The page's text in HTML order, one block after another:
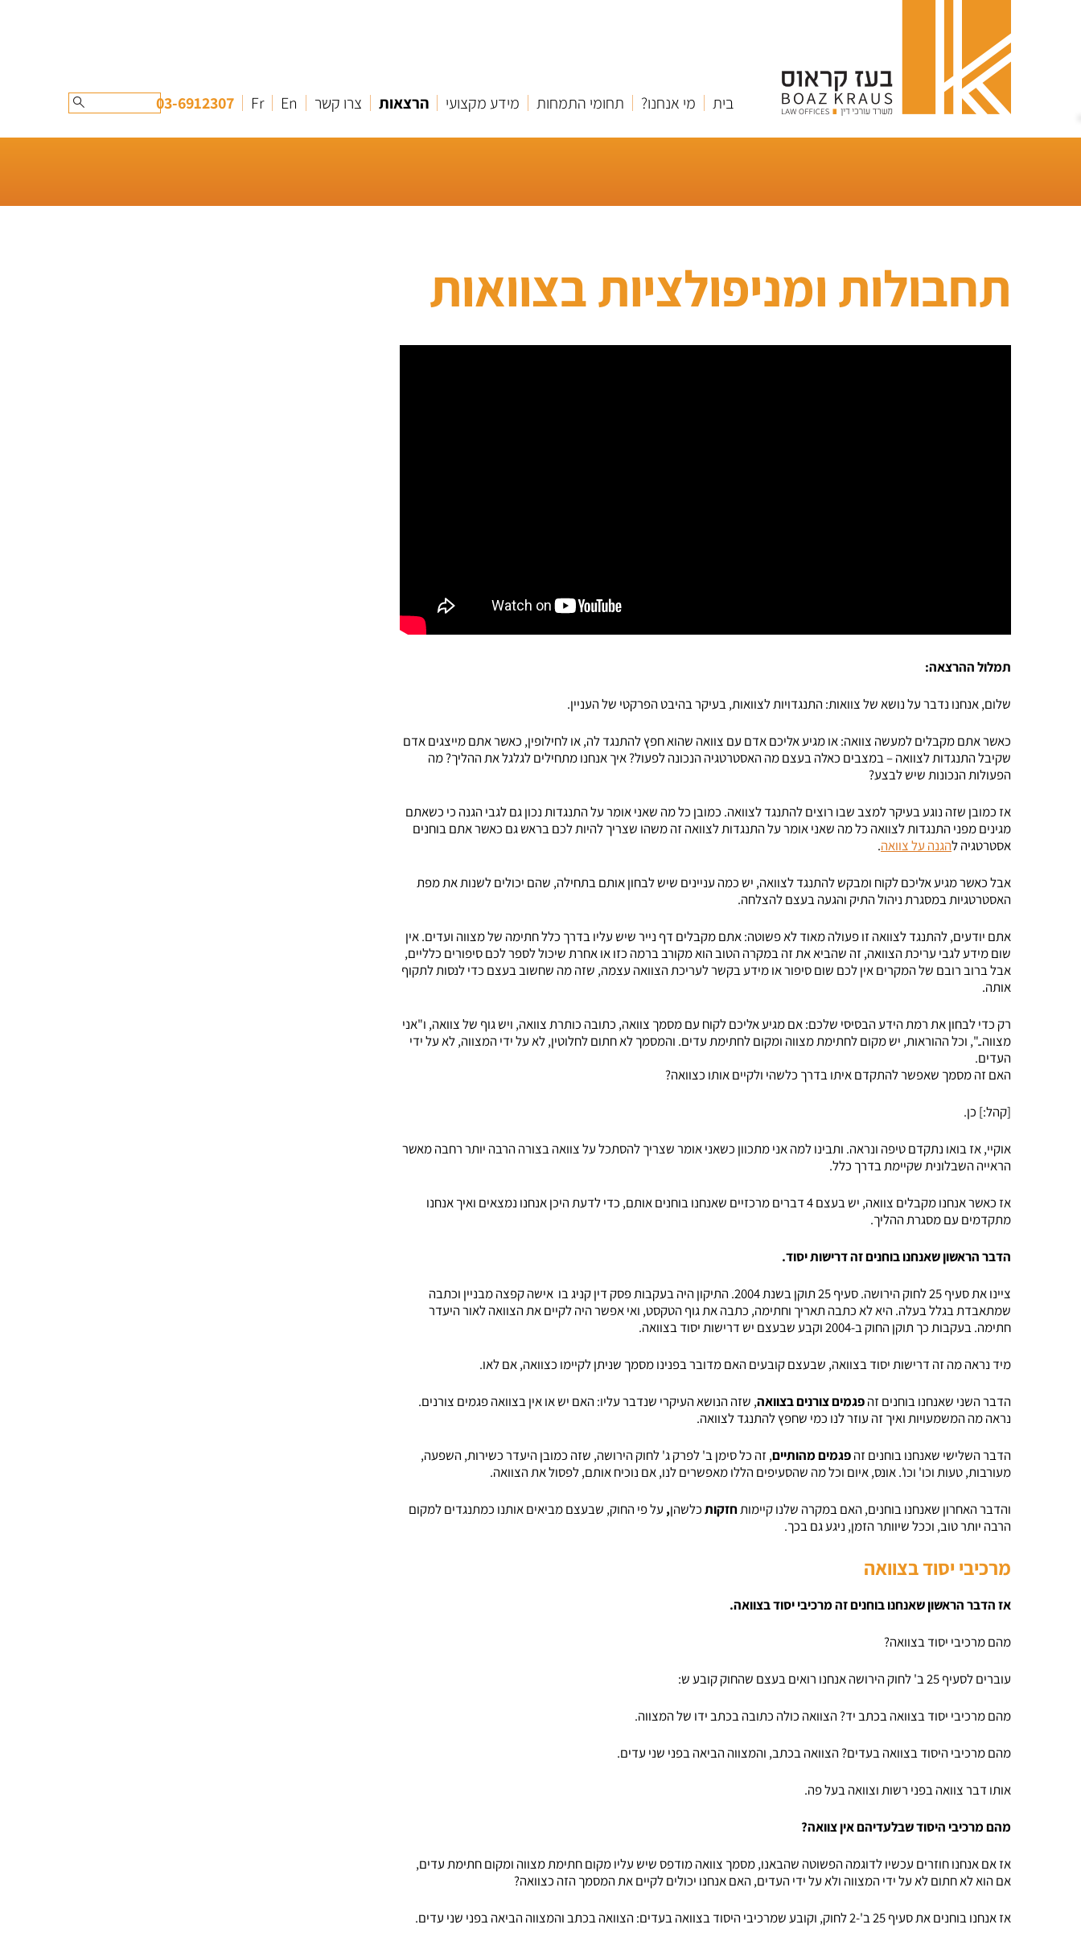
בית מי אנחנו? תחומי התמחות מידע מקצועי הרצאות צרו קשר En
Fr
03-6912307
תחבולות ומניפולציות בצוואות
תמלול ההרצאה:
שלום, אנחנו נדבר על נושא של צוואות: התנגדויות לצוואות, בעיקר בהיבט הפרקטי של העניין.
כאשר אתם מקבלים למעשה צוואה: או מגיע אליכם אדם עם צוואה שהוא חפץ להתנגד לה, או לחילופין, כאשר אתם מייצגים אדם
שקיבל התנגדות לצוואה – במצבים כאלה בעצם מה האסטרטגיה הנכונה לפעול? איך אנחנו מתחילים לגלגל את ההליך? מה
הפעולות הנכונות שיש לבצע?
אז כמובן שזה נוגע בעיקר למצב שבו רוצים להתנגד לצוואה. כמובן כל מה שאני אומר על התנגדות נכון גם לגבי הגנה כי כשאתם
מגינים מפני התנגדות לצוואה כל מה שאני אומר על התנגדות לצוואה זה משהו שצריך להיות לכם בראש גם כאשר אתם בוחנים
אסטרטגיה להגנה על צוואה.
אבל כאשר מגיע אליכם לקוח ומבקש להתנגד לצוואה, יש כמה עניינים שיש לבחון אותם בתחילה, שהם יכולים לשנות את מפת
האסטרטגיות במסגרת ניהול התיק והגעה בעצם להצלחה.
אתם יודעים, להתנגד לצוואה זו פעולה מאוד לא פשוטה: אתם מקבלים דף נייר שיש עליו בדרך כלל חתימה של מצווה ועדים. אין
שום מידע לגבי עריכת הצוואה, זה שהביא את זה במקרה הטוב הוא מקורב ברמה כזו או אחרת שיכול לספר לכם סיפורים כלליים,
אבל ברוב רובם של המקרים אין לכם שום סיפור או מידע בקשר לעריכת הצוואה עצמה, שזה מה שחשוב בעצם כדי לנסות לתקוף
אותה.
רק כדי לבחון את רמת הידע הבסיסי שלכם: אם מגיע אליכם לקוח עם מסמך צוואה, כתובה כותרת צוואה, ויש גוף של צוואה, ו"אני
מצווה..", וכל ההוראות, יש מקום לחתימת מצווה ומקום לחתימת עדים. והמסמך לא חתום לחלוטין, לא על ידי המצווה, לא על ידי
העדים.
האם זה מסמך שאפשר להתקדם איתו בדרך כלשהי ולקיים אותו כצוואה?
[קהל:] כן.
אוקיי, אז בואו נתקדם טיפה ונראה. ותבינו למה אני מתכוון כשאני אומר שצריך להסתכל על צוואה בצורה הרבה יותר רחבה מאשר
הראייה השבלונית שקיימת בדרך כלל.
אז כאשר אנחנו מקבלים צוואה, יש בעצם 4 דברים מרכזיים שאנחנו בוחנים אותם, כדי לדעת היכן אנחנו נמצאים ואיך אנחנו
מתקדמים עם מסגרת ההליך.
הדבר הראשון שאנחנו בוחנים זה דרישות יסוד.
ציינו את סעיף 25 לחוק הירושה. סעיף 25 תוקן בשנת 2004. התיקון היה בעקבות פסק דין קניג בו אישה קפצה מבניין וכתבה
שמתאבדת בגלל בעלה. היא לא כתבה תאריך וחתימה, כתבה את גוף הטקסט, ואי אפשר היה לקיים את הצוואה לאור היעדר
חתימה. בעקבות כך תוקן החוק ב-2004 וקבע שבעצם יש דרישות יסוד בצוואה.
מיד נראה מה זה דרישות יסוד בצוואה, שבעצם קובעים האם מדובר בפנינו מסמך שניתן לקיימו כצוואה, אם לאו.
הדבר השני שאנחנו בוחנים זהפגמים צורנים בצוואה, שזה הנושא העיקרי שנדבר עליו: האם יש או אין בצוואה פגמים צורנים.
נראה מה המשמעויות ואיך זה עוזר לנו כמי שחפץ להתנגד לצוואה.
הדבר השלישי שאנחנו בוחנים זהפגמים מהותיים, זה כל סימן ב' לפרק ג' לחוק הירושה, שזה כמובן היעדר כשירות, השפעה,
מעורבות, טעות וכו' וכו'. אונס, איום וכל מה שהסעיפים הללו מאפשרים לנו, אם נוכיח אותם, לפסול את הצוואה.
והדבר האחרון שאנחנו בוחנים, האם במקרה שלנו קיימותחזקותכלשהן, על פי החוק, שבעצם מביאים אותנו כמתנגדים למקום
הרבה יותר טוב, וככל שיוותר הזמן, ניגע גם בכך.
מרכיבי יסוד בצוואה
אז הדבר הראשון שאנחנו בוחנים זה מרכיבי יסוד בצוואה.
מהם מרכיבי יסוד בצוואה?
עוברים לסעיף 25 ב' לחוק הירושה אנחנו רואים בעצם שהחוק קובע ש:
מהם מרכיבי יסוד בצוואה בכתב יד? הצוואה כולה כתובה בכתב ידו של המצווה.
מהם מרכיבי היסוד בצוואה בעדים? הצוואה בכתב, והמצווה הביאה בפני שני עדים.
אותו דבר צוואה בפני רשות וצוואה בעל פה.
מהם מרכיבי היסוד שבלעדיהם אין צוואה?
אז אם אנחנו חוזרים עכשיו לדוגמה הפשוטה שהבאנו, מסמך צוואה מודפס שיש עליו מקום חתימת מצווה ומקום חתימת עדים,
אם הוא לא חתום לא על ידי המצווה ולא על ידי העדים, האם אנחנו יכולים לקיים את המסמך הזה כצוואה?
אז אנחנו בוחנים את סעיף 25 ב'-2 לחוק, וקובע שמרכיבי היסוד בצוואה בעדים: הצוואה בכתב והמצווה הביאה בפני שני עדים.